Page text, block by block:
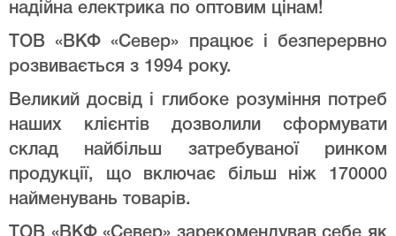
надійна електрика по оптовим цінам!
ТОВ «ВКФ «Север» працює і безперервно
розвивається з 1994 року.
Великий досвід і глибоке розуміння потреб
наших клієнтів дозволили сформувати
склад найбільш затребуваної ринком
продукції, що включає більш ніж 170000
найменувань товарів.